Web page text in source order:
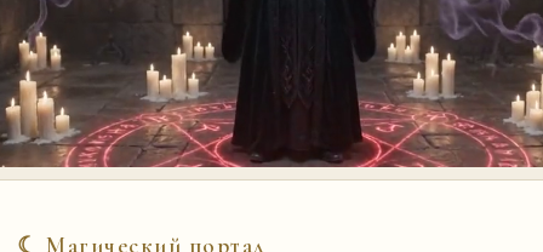
☾ Магический портал